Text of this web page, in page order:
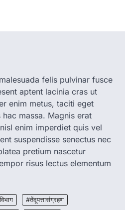
में जिले के नगरी…
Khabar August 7, 2026
कृमि मुक्ति दिवस भारत सरकार द्वारा
सुधार के लिए वर्ष…
विष्णुदेव साय के नेतृत्व में
को बड़ी उपलब्धि
और किसानों की आय…
felis pulvinar fusce
aptent lacinia cras ut
enim metus, taciti eget
massa. Magnis erat
enim imperdiet quis vel
suspendisse senectus nec
pretium nascetur
risus lectus elementum
#तेंदूपत्तासंग्रहण